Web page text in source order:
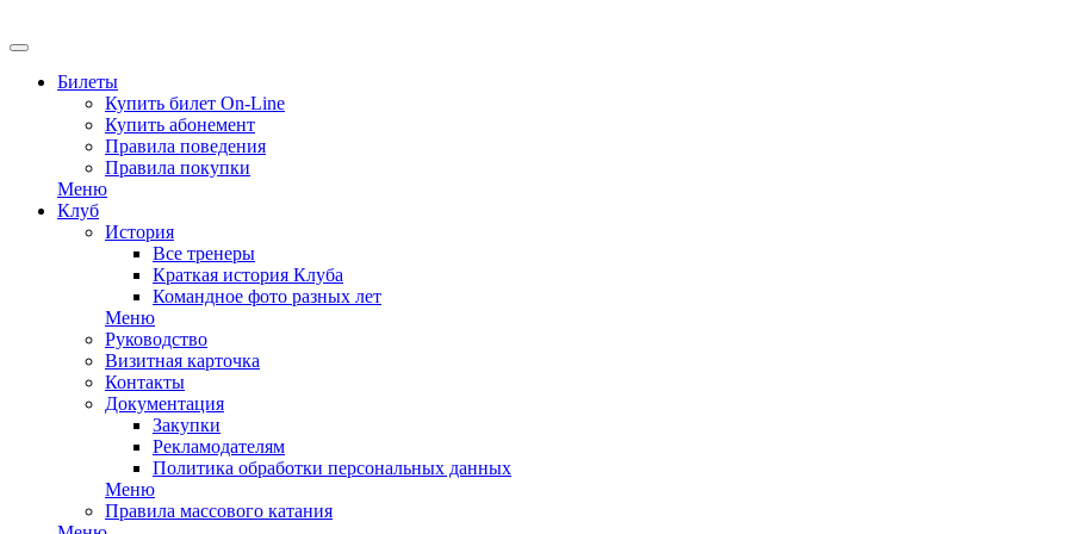
Билеты
Купить билет On-Line
Купить абонемент
Правила поведения
Правила покупки
Меню
Клуб
История
Все тренеры
Краткая история Клуба
Командное фото разных лет
Меню
Руководство
Визитная карточка
Контакты
Документация
Закупки
Рекламодателям
Политика обработки персональных данных
Меню
Правила массового катания